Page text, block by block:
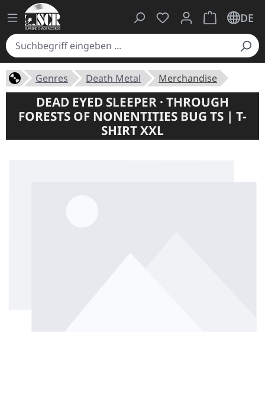
Du hast 0 Produkte
Warenkorb
DE
Genres Death Metal Merchandise
DEAD EYED SLEEPER · THROUGH
FORESTS OF NONENTITIES BUG TS | T-
SHIRT XXL